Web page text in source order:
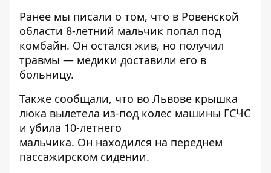
Ранее мы писали о том, что в Ровенской
области 8-летний мальчик попал под
комбайн. Он остался жив, но получил
травмы — медики доставили его в
больницу.
Также сообщали, что во Львове крышка
люка вылетела из-под колес машины ГСЧС
и убила 10-летнего
мальчика. Он находился на переднем
пассажирском сидении.